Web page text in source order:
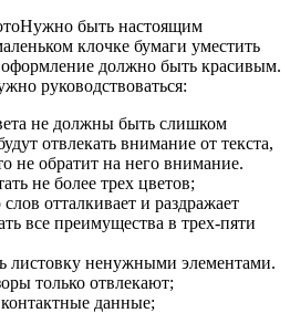
Нужно быть настоящим
клочке бумаги уместить
должно быть красивым.
руководствоваться:
не должны быть слишком
отвлекать внимание от текста,
не обратит на него внимание.
не более трех цветов;
отталкивает и раздражает
все преимущества в трех-пяти
листовку ненужными элементами.
только отвлекают;
данные;